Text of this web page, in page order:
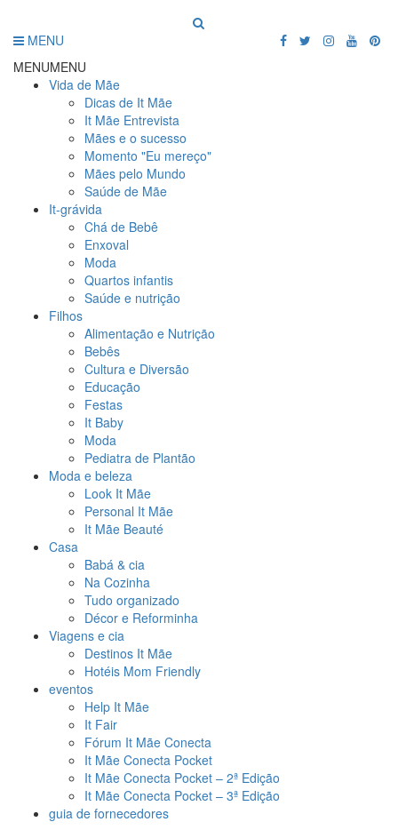
MENU
MENUMENU
Vida de Mãe
Dicas de It Mãe
It Mãe Entrevista
Mães e o sucesso
Momento "Eu mereço"
Mães pelo Mundo
Saúde de Mãe
It-grávida
Chá de Bebê
Enxoval
Moda
Quartos infantis
Saúde e nutrição
Filhos
Alimentação e Nutrição
Bebês
Cultura e Diversão
Educação
Festas
It Baby
Moda
Pediatra de Plantão
Moda e beleza
Look It Mãe
Personal It Mãe
It Mãe Beauté
Casa
Babá & cia
Na Cozinha
Tudo organizado
Décor e Reforminha
Viagens e cia
Destinos It Mãe
Hotéis Mom Friendly
eventos
Help It Mãe
It Fair
Fórum It Mãe Conecta
It Mãe Conecta Pocket
It Mãe Conecta Pocket – 2ª Edição
It Mãe Conecta Pocket – 3ª Edição
guia de fornecedores